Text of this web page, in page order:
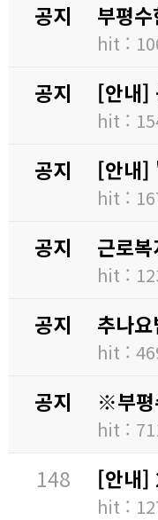
공지
부평
hit :
공지 [안내]
hit :
공지 [안내]
hit :
공지 근로
hit :
공지 추나
hit :
공지 ※부평
hit :
148 [안내]
hit :